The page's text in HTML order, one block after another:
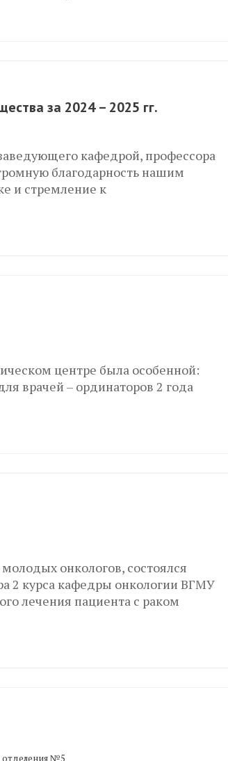
за 2024 – 2025 гг.
кафедрой, профессора
благодарность нашим
и стремление к
центре была особенной:
врачей – ординаторов 2 года
онкологов, состоялся
2 курса кафедры онкологии ВГМУ
лечения пациента с раком
отделения №5